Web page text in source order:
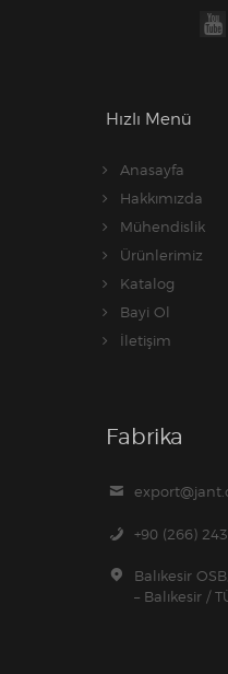
Hızlı Menü
Anasayfa
Hakkımızda
Mühendislik
Ürünlerimiz
Katalog
Bayi Ol
İletişim
Fabrika
+90 (266)
Balıkesir
– Balıkesir /